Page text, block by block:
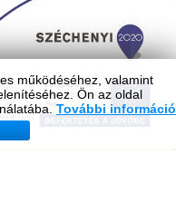
működéséhez, valamint
Ön az oldal
További információ